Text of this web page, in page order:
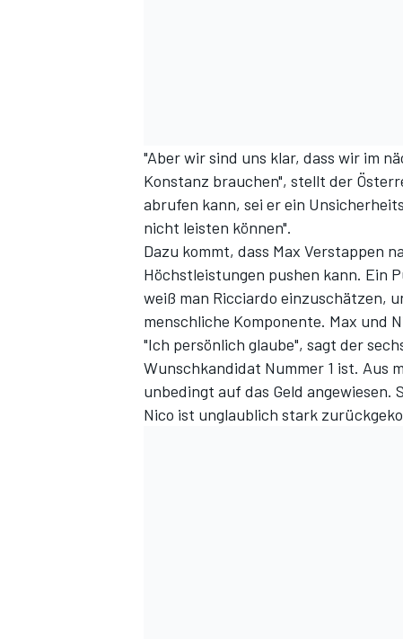
"Aber wir sind uns klar, dass wir im
Konstanz brauchen", stellt der
abrufen kann, sei er ein
nicht leisten können".
Dazu kommt, dass Max Verstappen
Höchstleistungen pushen kann. Ein
weiß man Ricciardo einzuschätzen,
menschliche Komponente. Max und
"Ich persönlich glaube", sagt der
Wunschkandidat Nummer 1 ist. Aus
unbedingt auf das Geld
Nico ist unglaublich stark